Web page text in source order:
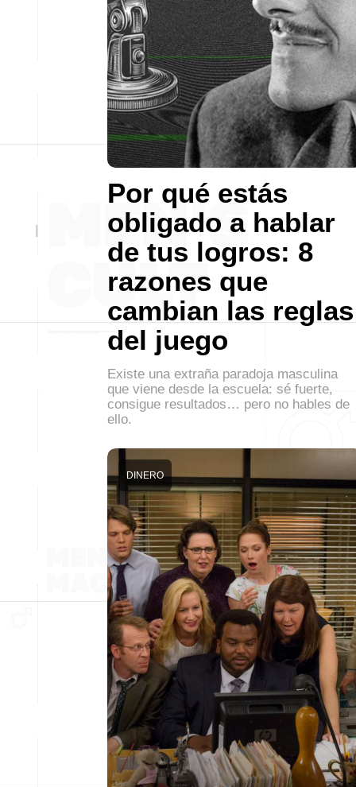
Por qué estás
obligado a hablar
de tus logros: 8
razones que
cambian las reglas
del juego
Existe una extraña paradoja masculina
que viene desde la escuela: sé fuerte,
consigue resultados… pero no hables de
ello.
DINERO